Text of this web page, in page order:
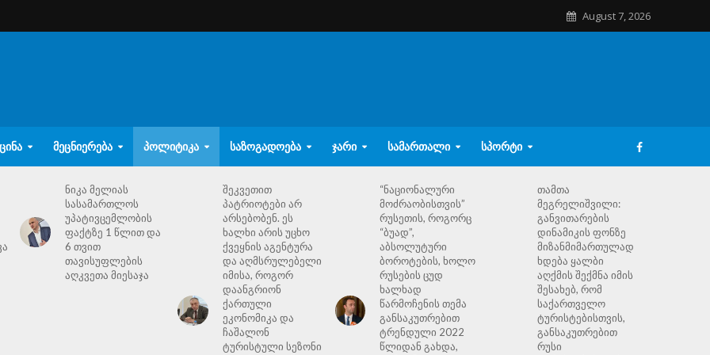
August 7, 2026
ᲛᲔᲪᲜᲘᲔᲠᲔᲑᲐ ᲞᲝᲚᲘᲢᲘᲙᲐ ᲡᲐᲖᲝᲒᲐᲓᲝᲔᲑᲐ ᲯᲐᲠᲘ ᲡᲐᲛᲐᲠᲗᲐᲚᲘ ᲡᲞᲝᲠᲢᲘ
ნიკა მელიას
სასამართლოს
უპატივცემლობის
ფაქტზე 1 წლით და
6 თვით
თავისუფლების
აღკვეთა მიესაჯა
შეკვეთით
პატრიოტები არ
არსებობენ. ეს
ხალხი არის უცხო
ქვეყნის აგენტურა
და აღმსრულებელი
იმისა, როგორ
დაანგრიონ
ქართული
ეკონომიკა და
ჩაშალონ
ტურისტული სეზონი
“ნაციონალური
მოძრაობისთვის”
რუსეთის, როგორც
“ბუად”,
აბსოლუტური
ბოროტების, ხოლო
რუსების ცუდ
ხალხად
წარმოჩენის თემა
განსაკუთრებით
ტრენდული 2022
წლიდან გახდა,
თამთა
მეგრელიშვილი:
განვითარების
დინამიკის ფონზე
მიზანმიმართულად
ხდება ყალბი
აღქმის შექმნა იმის
შესახებ, რომ
საქართველო
ტურისტებისთვის,
განსაკუთრებით
რუსი